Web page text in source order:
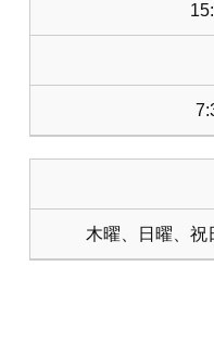
木曜、日曜、祝